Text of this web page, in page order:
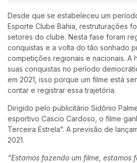
Desde que se estabeleceu um
Esporte Clube Bahia, restruturações
setores do clube. Nesta fase foram
conquistas e a volta do tão sonhado
competições regionais e nacionais. A
suas conquistas no período
em 2021, isso porque um filme está
contar e registrar essa trajetória.
Dirigido pelo publicitário Sidônio
esportivo Cascio Cardoso, o filme
Terceira Estrela”. A previsão de
2021.
“Estamos fazendo um filme, estamos